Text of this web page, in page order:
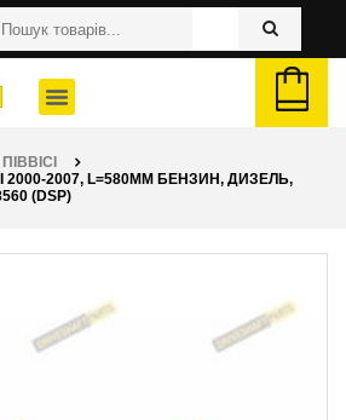
ПІВВІСІ
2000-2007, L=580ММ БЕНЗИН, ДИЗЕЛЬ,
(DSP)